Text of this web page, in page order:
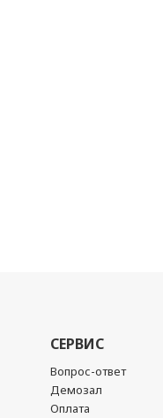
СЕРВИС
Вопрос-ответ
Демозал
Оплата